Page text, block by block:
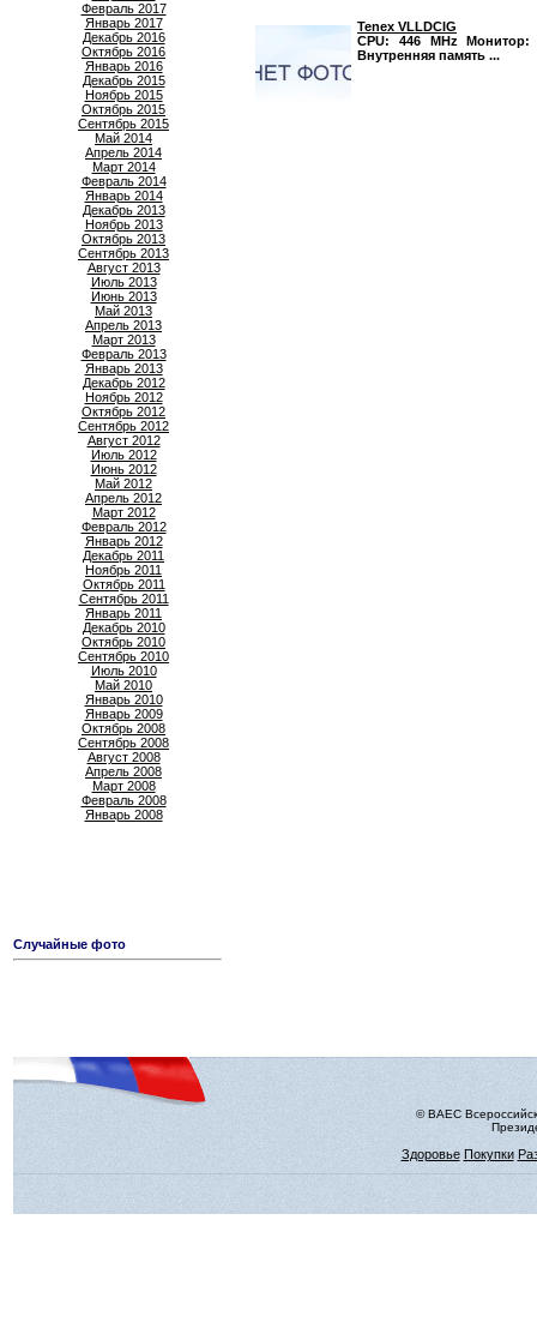
Февраль 2017
Январь 2017
Декабрь 2016
Октябрь 2016
Январь 2016
Декабрь 2015
Ноябрь 2015
Октябрь 2015
Сентябрь 2015
Май 2014
Апрель 2014
Март 2014
Февраль 2014
Январь 2014
Декабрь 2013
Ноябрь 2013
Октябрь 2013
Сентябрь 2013
Август 2013
Июль 2013
Июнь 2013
Май 2013
Апрель 2013
Март 2013
Февраль 2013
Январь 2013
Декабрь 2012
Ноябрь 2012
Октябрь 2012
Сентябрь 2012
Август 2012
Июль 2012
Июнь 2012
Май 2012
Апрель 2012
Март 2012
Февраль 2012
Январь 2012
Декабрь 2011
Ноябрь 2011
Октябрь 2011
Сентябрь 2011
Январь 2011
Декабрь 2010
Октябрь 2010
Сентябрь 2010
Июль 2010
Май 2010
Январь 2010
Январь 2009
Октябрь 2008
Сентябрь 2008
Август 2008
Апрель 2008
Март 2008
Февраль 2008
Январь 2008
Tenex VLLDCIG
CPU: 446 MHz Монитор:
Внутренняя память ...
Случайные фото
© ВАЕС
Здоровье Покупки